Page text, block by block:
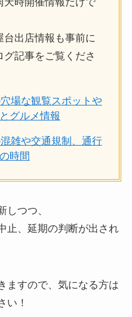
天時開催情報だけで
台出店情報も事前に
記事をご覧くださ
場な観覧スポットや
グルメ情報
雑や交通規制、通行
時間
しつつ、
止、延期の判断が出され
ますので、気になる方は
い！